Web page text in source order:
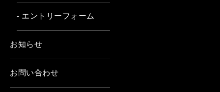
- エントリーフォーム
お知らせ
お問い合わせ